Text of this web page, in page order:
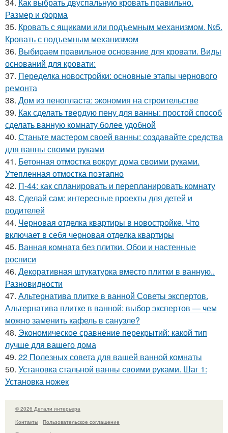
Размер и форма
35. Кровать с ящиками или подъемным механизмом. №5.
Кровать с подъемным механизмом
36. Выбираем правильное основание для кровати. Виды
оснований для кровати:
37. Переделка новостройки: основные этапы чернового
ремонта
38. Дом из пенопласта: экономия на строительстве
39. Как сделать твердую пену для ванны: простой способ
сделать ванную комнату более удобной
40. Станьте мастером своей ванны: создавайте средства
для ванны своими руками
41. Бетонная отмостка вокруг дома своими руками.
Утепленная отмостка поэтапно
42. П-44: как спланировать и перепланировать комнату
43. Сделай сам: интересные проекты для детей и
родителей
44. Черновая отделка квартиры в новостройке. Что
включает в себя черновая отделка квартиры
45. Ванная комната без плитки. Обои и настенные
росписи
46. Декоративная штукатурка вместо плитки в ванную..
Разновидности
47. Альтернатива плитке в ванной Советы экспертов.
Альтернатива плитке в ванной: выбор экспертов — чем
можно заменить кафель в санузле?
48. Экономическое сравнение перекрытий: какой тип
лучше для вашего дома
49. 22 Полезных совета для вашей ванной комнаты
50. Установка стальной ванны своими руками. Шаг 1:
Установка ножек
© 2026 Детали интерьера
Контакты
Пользовательское соглашение